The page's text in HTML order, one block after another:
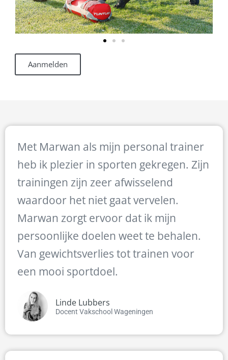
Aanmelden
Met Marwan als mijn personal trainer
heb ik plezier in sporten gekregen. Zijn
trainingen zijn zeer afwisselend
waardoor het niet gaat vervelen.
Marwan zorgt ervoor dat ik mijn
persoonlijke doelen weet te behalen.
Van gewichtsverlies tot trainen voor
een mooi sportdoel.
Linde Lubbers
Docent Vakschool Wageningen